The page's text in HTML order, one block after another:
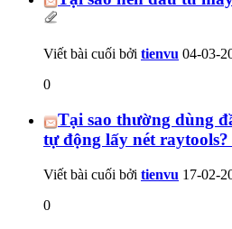
Viết bài cuối bởi tienvu 04-03-
0
Tại sao thường dùng
tự động lấy nét raytools?
Viết bài cuối bởi tienvu 17-02-
0